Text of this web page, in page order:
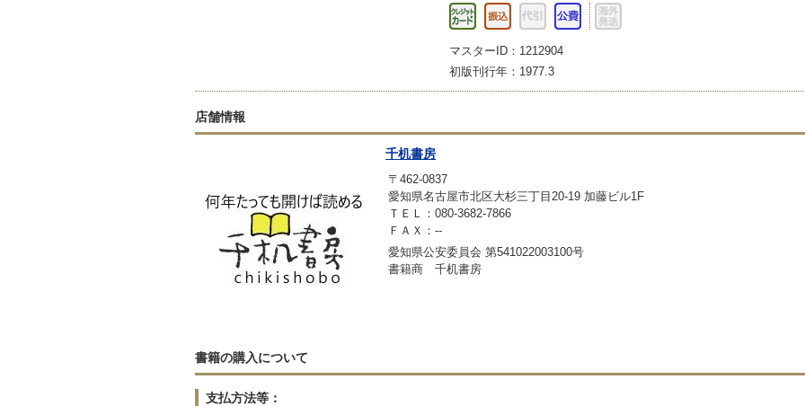
マスターID：1212904
初版刊行年：1977.3
店舗情報
千机書房
〒462-0837
愛知県名古屋市北区大杉三丁目20-19 加藤ビル1F
ＴＥＬ：080-3682-7866
ＦＡＸ：--
愛知県公安委員会 第541022003100号
書籍商 千机書房
書籍の購入について
支払方法等：